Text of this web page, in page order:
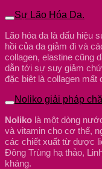
Sự Lão Hóa Da.
Lão hóa da là dấu hiệu
hồi của da giảm đi và
collagen, elastine cũng
dẫn tới sự suy giảm
đặc biệt là collagen mất
Noliko giải pháp
Noliko là một dòng
và vitamin cho cơ thể,
các chiết xuất từ dược
Đông Trùng hạ thảo,
kháng.